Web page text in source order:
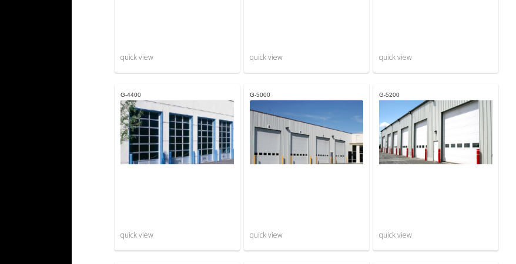
quick view quick view quick view
G-4400
quick view
G-5000
quick view
G-5200
quick view